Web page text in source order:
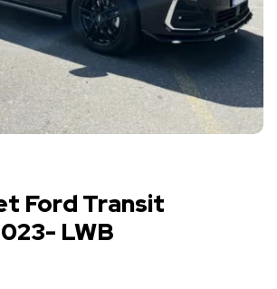
Ford Transit
LWB